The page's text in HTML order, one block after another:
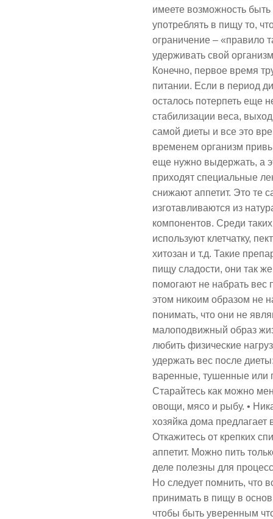
имеете возможность
употреблять в пищу то,
ограничение – «правило
удерживать свой
Конечно, первое время
питании. Если в период
осталось потерпеть еще
стабилизации веса,
самой диеты и все это
временем организм
еще нужно выдержать, а
приходят специальные
снижают аппетит. Это те
изготавливаются из
компонентов. Среди
используют клетчатку,
хитозан и т.д. Такие
пищу сладости, они так
помогают не набрать вес
этом никоим образом не
понимать, что они не
малоподвижный образ
любить физические
удержать вес после
варенные, тушенные или
Старайтесь как можно
овощи, мясо и рыбу. •
хозяйка дома предлагает
Откажитесь от крепких
аппетит. Можно пить
деле полезны для
Но следует помнить, что
принимать в пищу в
чтобы быть уверенным